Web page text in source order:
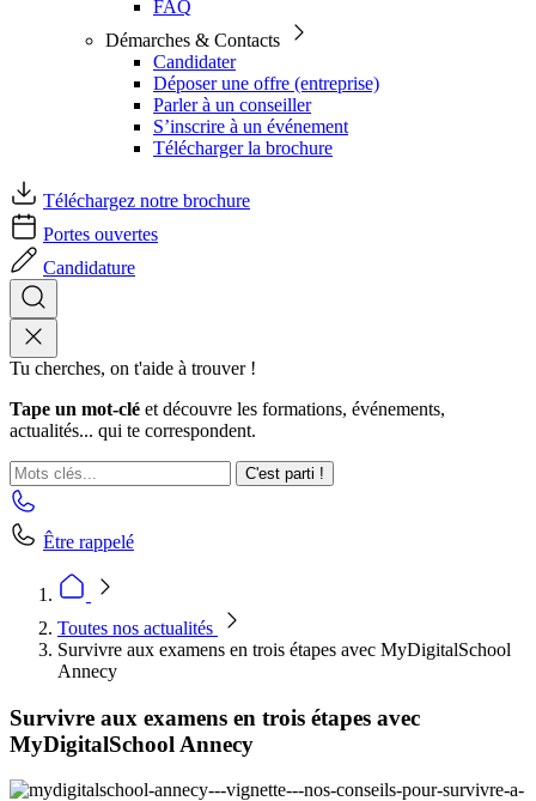
FAQ
Démarches & Contacts
Candidater
Déposer une offre (entreprise)
Parler à un conseiller
S’inscrire à un événement
Télécharger la brochure
Téléchargez notre brochure
Portes ouvertes
Candidature
Tu cherches, on t'aide à trouver !
Tape un mot-clé et découvre les formations, événements,
actualités... qui te correspondent.
C'est parti !
Être rappelé
Toutes nos actualités
Survivre aux examens en trois étapes avec MyDigitalSchool
Annecy
Survivre aux examens en trois étapes avec
MyDigitalSchool Annecy